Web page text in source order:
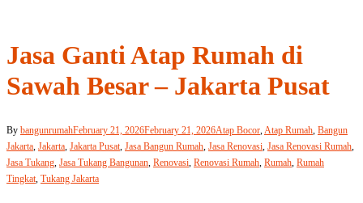
Jasa Ganti Atap Rumah di
Sawah Besar – Jakarta Pusat
By bangunrumahFebruary 21, 2026February 21, 2026Atap Bocor,Atap Rumah, Bangun
Jakarta, Jakarta, Jakarta Pusat, Jasa Bangun Rumah, Jasa Renovasi, Jasa Renovasi Rumah,
Jasa Tukang, Jasa Tukang Bangunan, Renovasi, Renovasi Rumah, Rumah, Rumah
Tingkat, Tukang Jakarta